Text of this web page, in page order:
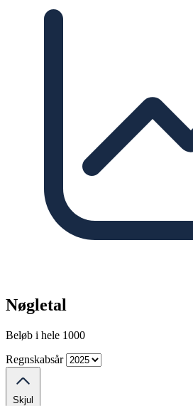
Nøgletal
Beløb i hele 1000
Regnskabsår
Skjul